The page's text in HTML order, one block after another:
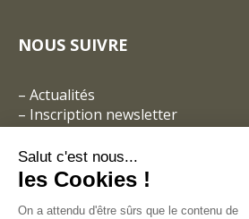
NOUS SUIVRE
– Actualités
– Inscription newsletter
Salut c'est nous...
les Cookies !
On a attendu d'être sûrs que le contenu de